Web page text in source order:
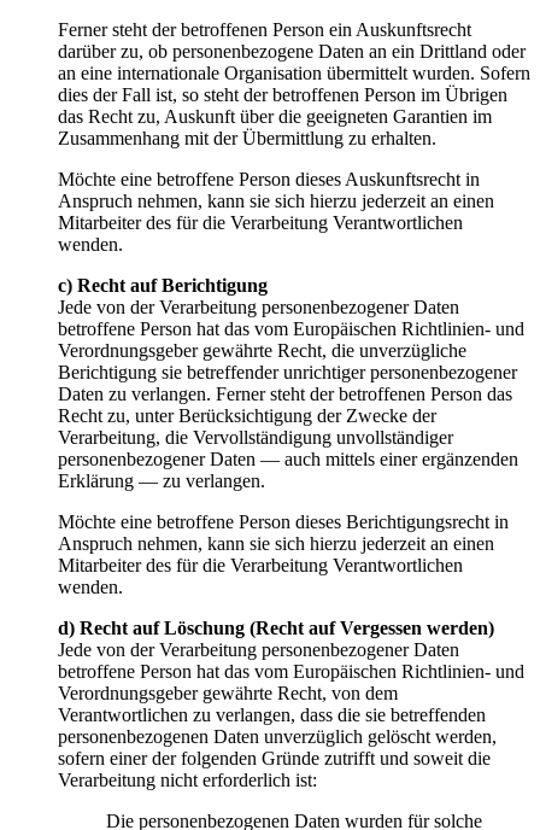
Ferner steht der betroffenen Person ein Auskunftsrecht
darüber zu, ob personenbezogene Daten an ein Drittland oder
an eine internationale Organisation übermittelt wurden. Sofern
dies der Fall ist, so steht der betroffenen Person im Übrigen
das Recht zu, Auskunft über die geeigneten Garantien im
Zusammenhang mit der Übermittlung zu erhalten.
Möchte eine betroffene Person dieses Auskunftsrecht in
Anspruch nehmen, kann sie sich hierzu jederzeit an einen
Mitarbeiter des für die Verarbeitung Verantwortlichen
wenden.
c) Recht auf Berichtigung
Jede von der Verarbeitung personenbezogener Daten
betroffene Person hat das vom Europäischen Richtlinien- und
Verordnungsgeber gewährte Recht, die unverzügliche
Berichtigung sie betreffender unrichtiger personenbezogener
Daten zu verlangen. Ferner steht der betroffenen Person das
Recht zu, unter Berücksichtigung der Zwecke der
Verarbeitung, die Vervollständigung unvollständiger
personenbezogener Daten — auch mittels einer ergänzenden
Erklärung — zu verlangen.
Möchte eine betroffene Person dieses Berichtigungsrecht in
Anspruch nehmen, kann sie sich hierzu jederzeit an einen
Mitarbeiter des für die Verarbeitung Verantwortlichen
wenden.
d) Recht auf Löschung (Recht auf Vergessen werden)
Jede von der Verarbeitung personenbezogener Daten
betroffene Person hat das vom Europäischen Richtlinien- und
Verordnungsgeber gewährte Recht, von dem
Verantwortlichen zu verlangen, dass die sie betreffenden
personenbezogenen Daten unverzüglich gelöscht werden,
sofern einer der folgenden Gründe zutrifft und soweit die
Verarbeitung nicht erforderlich ist:
Die personenbezogenen Daten wurden für solche